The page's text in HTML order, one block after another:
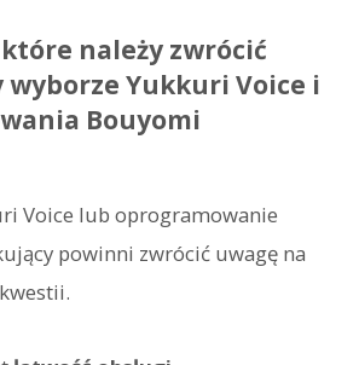
należy zwrócić
wyborze Yukkuri Voice i
Bouyomi
Voice lub oprogramowanie
powinni zwrócić uwagę na